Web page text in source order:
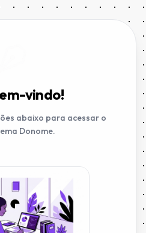
vindo!
abaixo para acessar o
Donome.